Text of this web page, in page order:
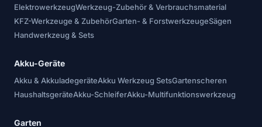
ElektrowerkzeugWerkzeug-Zubehör & Verbrauchsmaterial
KFZ-Werkzeuge & ZubehörGarten- & ForstwerkzeugeSägen
Handwerkzeug & Sets
Akku-Geräte
Akku & AkkuladegeräteAkku Werkzeug SetsGartenscheren
HaushaltsgeräteAkku-SchleiferAkku-Multifunktionswerkzeug
Garten